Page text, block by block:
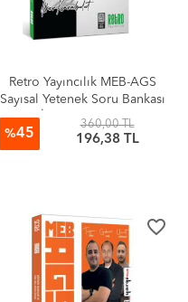
Retro Yayıncılık MEB-AGS
Sayısal Yetenek Soru Bankası
İlker Karabulut
%45
360,00 TL
196,38 TL
favorite_border